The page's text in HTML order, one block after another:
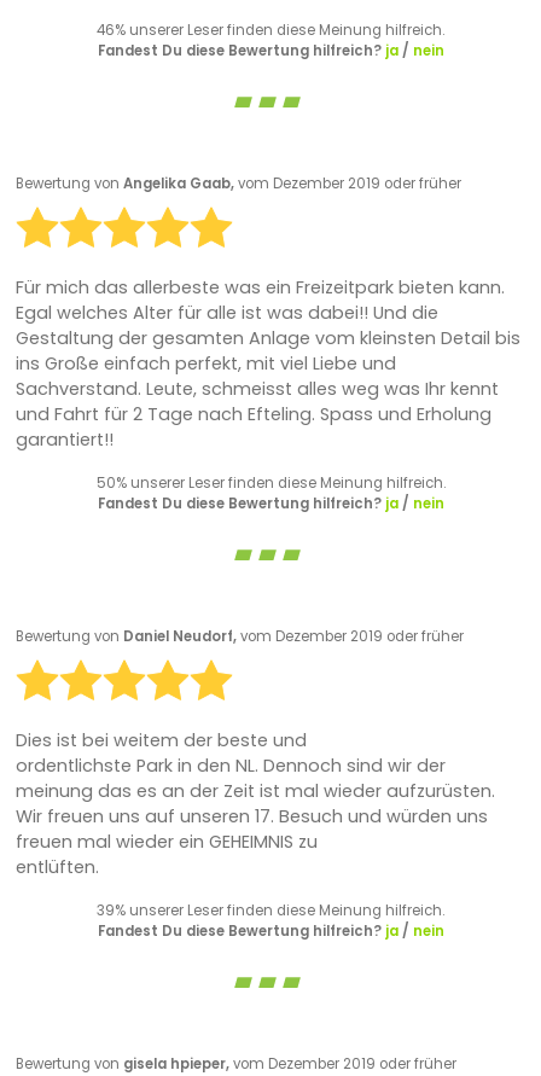
46% unserer Leser finden diese Meinung hilfreich.
Fandest Du diese Bewertung hilfreich? ja/ nein
Bewertung von Angelika Gaab,vom Dezember 2019 oder früher
Für mich das allerbeste was ein Freizeitpark bieten kann.
Egal welches Alter für alle ist was dabei!! Und die
Gestaltung der gesamten Anlage vom kleinsten Detail bis
ins Große einfach perfekt, mit viel Liebe und
Sachverstand. Leute, schmeisst alles weg was Ihr kennt
und Fahrt für 2 Tage nach Efteling. Spass und Erholung
garantiert!!
50% unserer Leser finden diese Meinung hilfreich.
Fandest Du diese Bewertung hilfreich? ja/ nein
Bewertung von Daniel Neudorf,vom Dezember 2019 oder früher
Dies ist bei weitem der beste und
ordentlichste Park in den NL. Dennoch sind wir der
meinung das es an der Zeit ist mal wieder aufzurüsten.
Wir freuen uns auf unseren 17. Besuch und würden uns
freuen mal wieder ein GEHEIMNIS zu
entlüften.
39% unserer Leser finden diese Meinung hilfreich.
Fandest Du diese Bewertung hilfreich? ja/ nein
Bewertung von gisela hpieper,vom Dezember 2019 oder früher